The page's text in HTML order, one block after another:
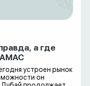
а где
устроен рынок
он